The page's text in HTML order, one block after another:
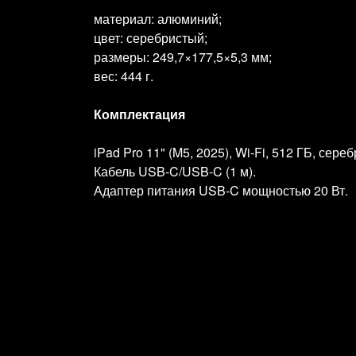
материал: алюминий;
цвет: серебристый;
размеры: 249,7×177,5×5,3 мм;
вес: 444 г.
Комплектация
iPad Pro 11" (M5, 2025), Wi‑Fi, 512 ГБ,
Кабель USB‑C/USB‑C (1 м).
Адаптер питания USB‑C мощностью 20 Вт.